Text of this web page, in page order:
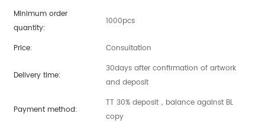
Minimum order
quantity:
1000pcs
Price: Consultation
Delivery time:
30days after confirmation of artwork
and deposit
Payment method:
TT 30% deposit，balance against BL
copy